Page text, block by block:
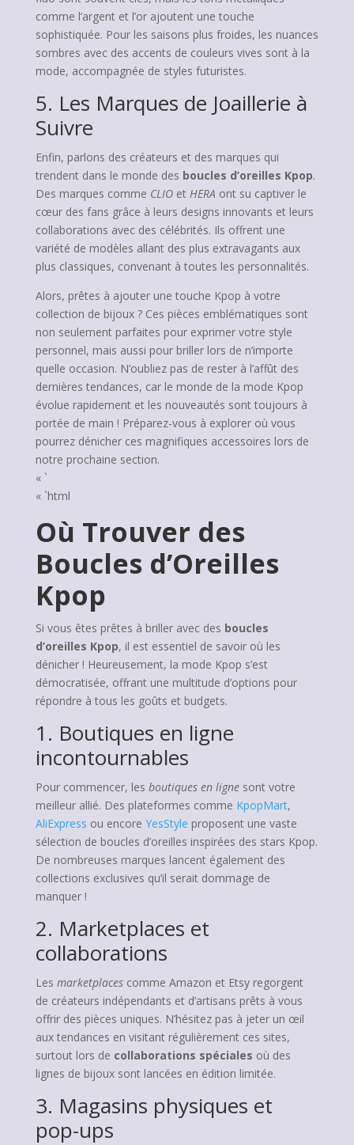
comme l’argent et l’or ajoutent une touche
sophistiquée. Pour les saisons plus froides, les nuances
sombres avec des accents de couleurs vives sont à la
mode, accompagnée de styles futuristes.
5. Les Marques de Joaillerie à
Suivre
Enfin, parlons des créateurs et des marques qui
trendent dans le monde des boucles d’oreilles Kpop.
Des marques comme CLIOet HERA ont su captiver le
cœur des fans grâce à leurs designs innovants et leurs
collaborations avec des célébrités. Ils offrent une
variété de modèles allant des plus extravagants aux
plus classiques, convenant à toutes les personnalités.
Alors, prêtes à ajouter une touche Kpop à votre
collection de bijoux ? Ces pièces emblématiques sont
non seulement parfaites pour exprimer votre style
personnel, mais aussi pour briller lors de n’importe
quelle occasion. N’oubliez pas de rester à l’affût des
dernières tendances, car le monde de la mode Kpop
évolue rapidement et les nouveautés sont toujours à
portée de main ! Préparez-vous à explorer où vous
pourrez dénicher ces magnifiques accessoires lors de
notre prochaine section.
« `
« `html
Où Trouver des
Boucles d’Oreilles
Kpop
Si vous êtes prêtes à briller avec des boucles
d’oreilles Kpop, il est essentiel de savoir où les
dénicher ! Heureusement, la mode Kpop s’est
démocratisée, offrant une multitude d’options pour
répondre à tous les goûts et budgets.
1. Boutiques en ligne
incontournables
Pour commencer, les boutiques en lignesont votre
meilleur allié. Des plateformes comme KpopMart,
AliExpress ou encore YesStyle proposent une vaste
sélection de boucles d’oreilles inspirées des stars Kpop.
De nombreuses marques lancent également des
collections exclusives qu’il serait dommage de
manquer !
2. Marketplaces et
collaborations
Les marketplacescomme Amazon et Etsy regorgent
de créateurs indépendants et d’artisans prêts à vous
offrir des pièces uniques. N’hésitez pas à jeter un œil
aux tendances en visitant régulièrement ces sites,
surtout lors de collaborations spéciales où des
lignes de bijoux sont lancées en édition limitée.
3. Magasins physiques et
pop-ups